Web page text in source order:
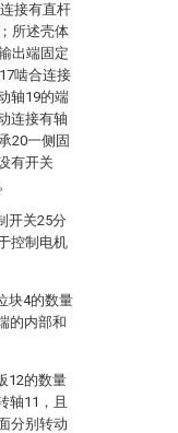
接有直杆
所述壳体
出端固定
啮合连接
轴19的端
连接有轴
20一侧固
有开关
开关25分
控制电机
块4的数量
的内部和
12的数量
轴11，且
分别转动